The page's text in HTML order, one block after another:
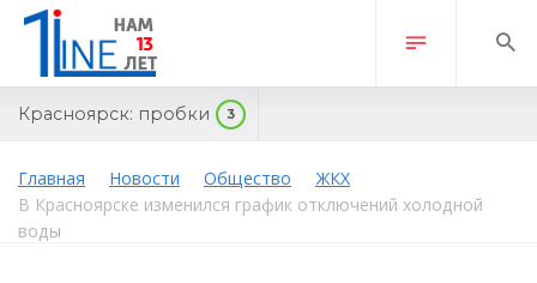
Красноярск: пробки 3
Главная Новости Общество
ЖКХ
В Красноярске изменился график отключений холодной
воды